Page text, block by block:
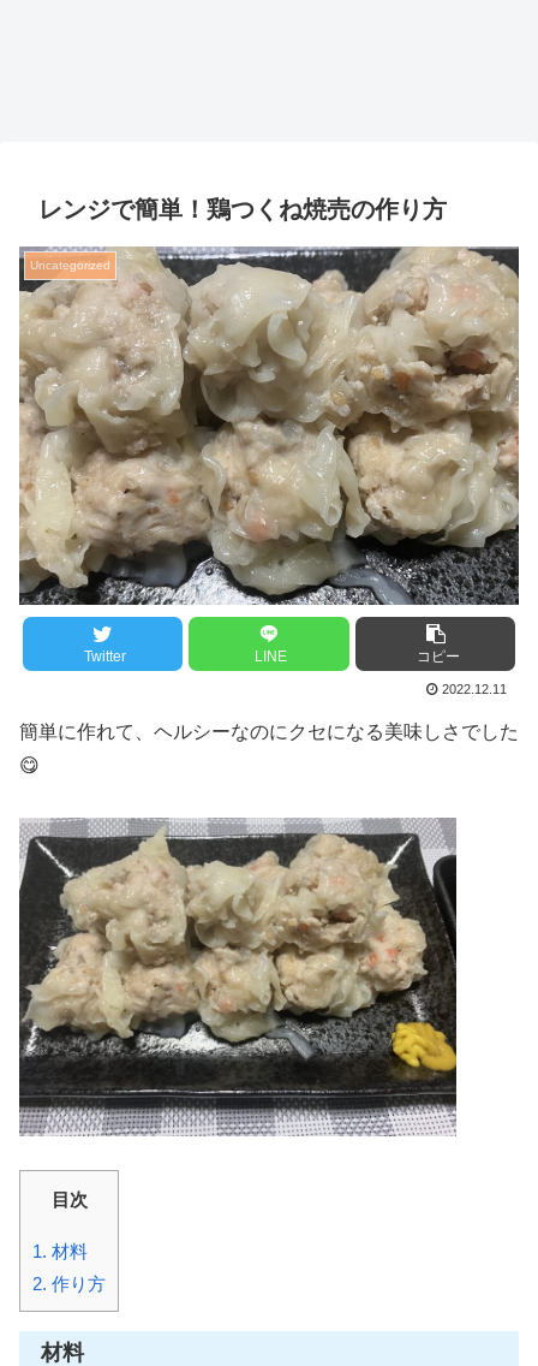
レンジで簡単！鶏つくね焼売の作り方
Uncategorized
Twitter LINE コピー
2022.12.11
簡単に作れて、ヘルシーなのにクセになる美味しさでした
😋
目次
1. 材料
2. 作り方
材料